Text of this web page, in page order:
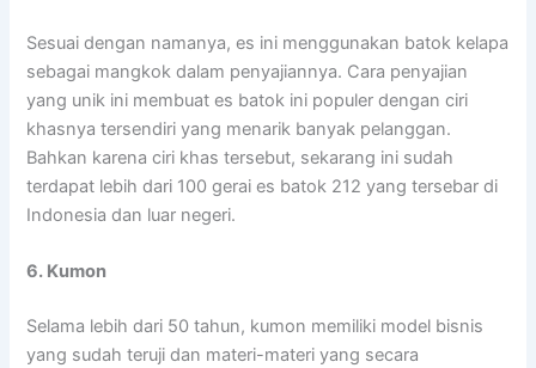
Sesuai dengan namanya, es ini menggunakan batok kelapa
sebagai mangkok dalam penyajiannya. Cara penyajian
yang unik ini membuat es batok ini populer dengan ciri
khasnya tersendiri yang menarik banyak pelanggan.
Bahkan karena ciri khas tersebut, sekarang ini sudah
terdapat lebih dari 100 gerai es batok 212 yang tersebar di
Indonesia dan luar negeri.
6. Kumon
Selama lebih dari 50 tahun, kumon memiliki model bisnis
yang sudah teruji dan materi-materi yang secara